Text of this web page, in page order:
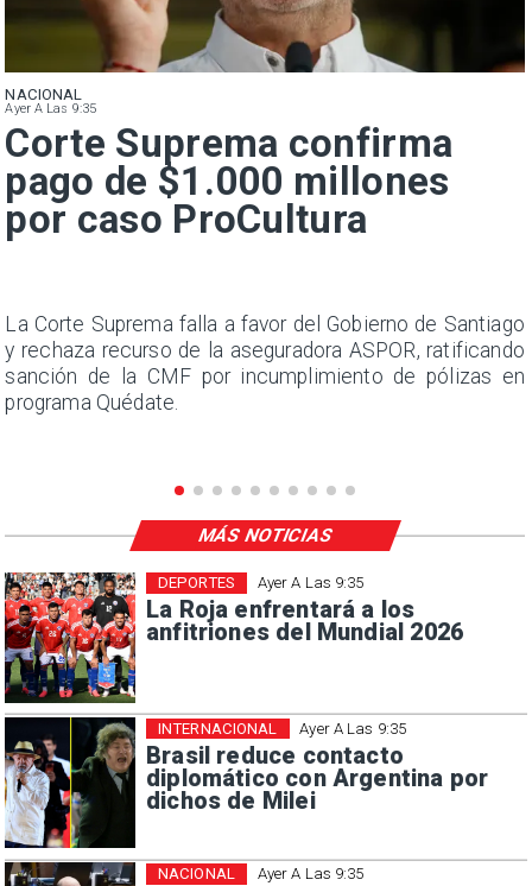
NACIONAL
Ayer A Las 9:35
Corte Suprema confirma
pago de $1.000 millones
por caso ProCultura
La Corte Suprema falla a favor del Gobierno de Santiago
y rechaza recurso de la aseguradora ASPOR, ratificando
sanción de la CMF por incumplimiento de pólizas en
programa Quédate.
Ayer A Las 9:35
La Roja enfrentará a los
anfitriones del Mundial 2026
DEPORTES
Ayer A Las 9:35
Brasil reduce contacto
diplomático con Argentina por
dichos de Milei
INTERNACIONAL
Ayer A Las 9:35
NACIONAL
MÁS NOTICIAS